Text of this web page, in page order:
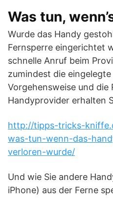
Was tun,
Wurde das Handy
Fernsperre eingerichtet
schnelle Anruf beim
zumindest die
Vorgehensweise und die
Handyprovider erhalten
http://tipps-tricks-
was-tun-wenn-das-
verloren-wurde/
Und wie Sie andere
iPhone) aus der Ferne